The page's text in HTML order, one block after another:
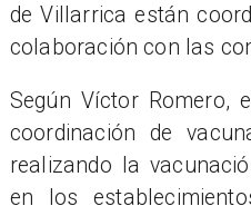
de Villarrica están
colaboración con las
Según Víctor Romero,
coordinación de
realizando la
en los